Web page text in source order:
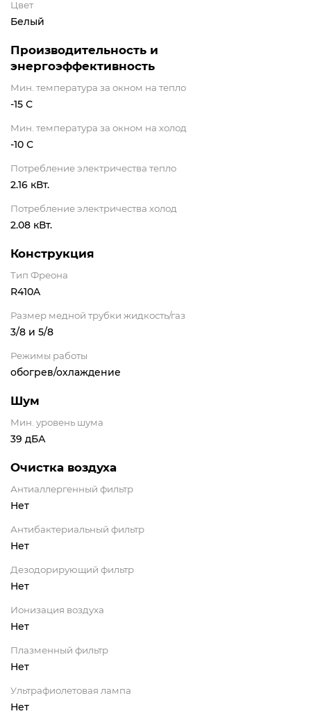
Цвет
Белый
Производительность и
энергоэффективность
Мин. температура за окном на тепло
-15 С
Мин. температура за окном на холод
-10 С
Потребление электричества тепло
2.16 кВт.
Потребление электричества холод
2.08 кВт.
Конструкция
Тип Фреона
R410A
Размер медной трубки жидкость/газ
3/8 и 5/8
Режимы работы
обогрев/охлаждение
Шум
Мин. уровень шума
39 дБА
Очистка воздуха
Антиаллергенный фильтр
Нет
Антибактериальный фильтр
Нет
Дезодорирующий фильтр
Нет
Ионизация воздуха
Нет
Плазменный фильтр
Нет
Ультрафиолетовая лампа
Нет